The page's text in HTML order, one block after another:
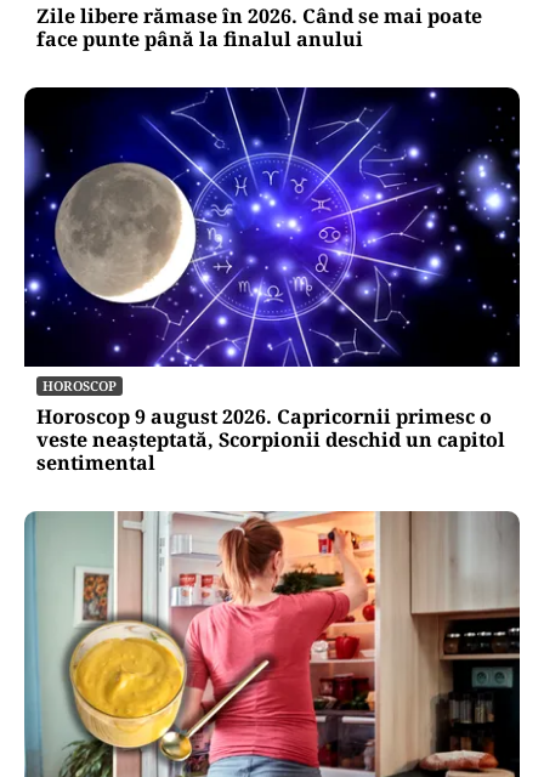
Zile libere rămase în 2026. Când se mai poate
face punte până la finalul anului
HOROSCOP
Horoscop 9 august 2026. Capricornii primesc o
veste neașteptată, Scorpionii deschid un capitol
sentimental